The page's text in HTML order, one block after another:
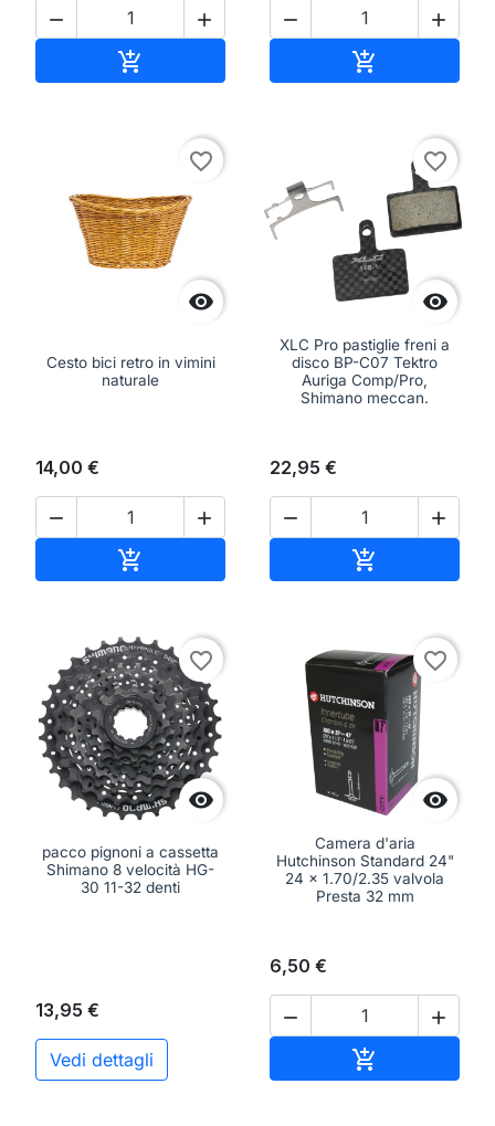
 

 


favorite_border
Cesto bici retro in vimini
naturale
14,00 €
 


favorite_border
XLC Pro pastiglie freni a
disco BP-C07 Tektro
Auriga Comp/Pro,
Shimano meccan.
22,95 €
 


favorite_border
pacco pignoni a cassetta
Shimano 8 velocità HG-
30 11-32 denti
13,95 €
Vedi dettagli

favorite_border
Camera d'aria
Hutchinson Standard 24"
24 x 1.70/2.35 valvola
Presta 32 mm
6,50 €
 
